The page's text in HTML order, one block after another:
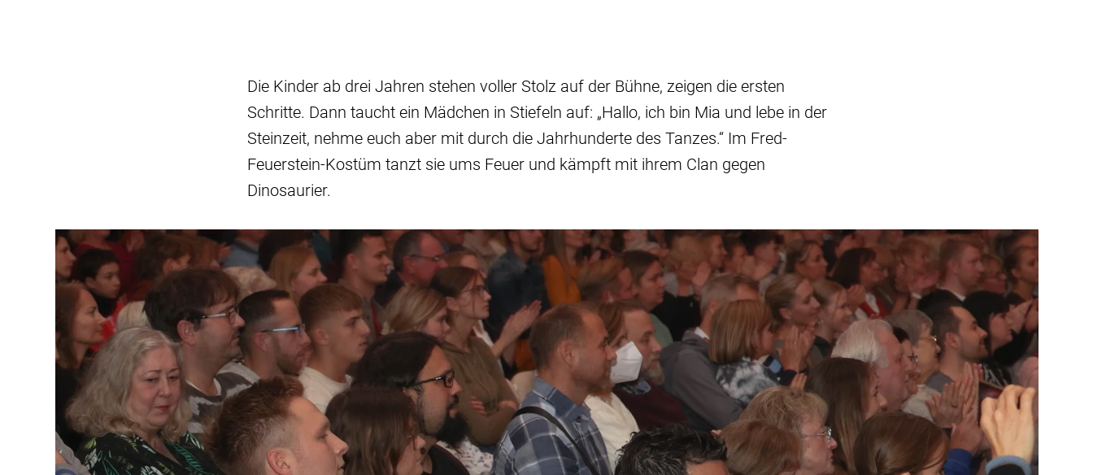
Die Kinder ab drei Jahren stehen voller Stolz auf der Bühne, zeigen die ersten
Schritte. Dann taucht ein Mädchen in Stiefeln auf: „Hallo, ich bin Mia und lebe in der
Steinzeit, nehme euch aber mit durch die Jahrhunderte des Tanzes.“ Im Fred-
Feuerstein-Kostüm tanzt sie ums Feuer und kämpft mit ihrem Clan gegen
Dinosaurier.